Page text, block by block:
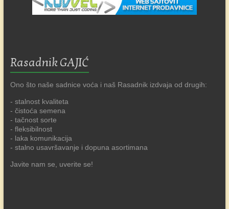
Rasadnik GAJIĆ
Ono što naše sadnice voća i naš Rasadnik izdvaja od drugih:
- stalnost kvaliteta
- čistoća semena
- tačnost sorte
- fleksibilnost
- laka komunikacija
- stalno usavršavanje i dopuna asortimana
Javite nam se, uverite se!